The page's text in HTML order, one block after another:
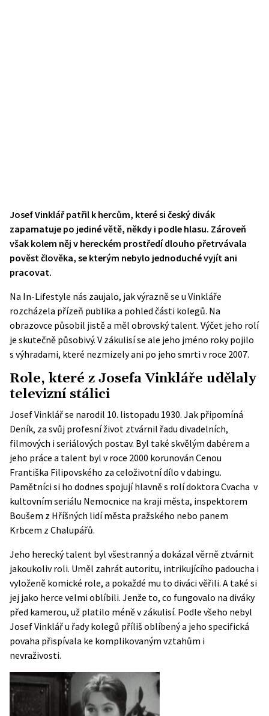
Josef Vinklář patřil k hercům, které si český divák
zapamatuje po jediné větě, někdy i podle hlasu. Zároveň
však kolem něj v hereckém prostředí dlouho přetrvávala
pověst člověka, se kterým nebylo jednoduché vyjít ani
pracovat.
Na In-Lifestyle nás zaujalo, jak výrazně se u Vinkláře
rozcházela přízeň publika a pohled části kolegů. Na
obrazovce působil jistě a měl obrovský talent. Výčet jeho rolí
je skutečně působivý. V zákulisí se ale jeho jméno roky pojilo
s výhradami, které nezmizely ani po jeho smrti v roce 2007.
Role, které z Josefa Vinkláře udělaly
televizní stálici
Josef Vinklář se narodil 10. listopadu 1930. Jak připomíná
Deník, za svůj profesní život ztvárnil řadu divadelních,
filmových i seriálových postav. Byl také skvělým dabérem a
jeho práce a talent byl v roce 2000 korunován Cenou
Františka Filipovského za celoživotní dílo v dabingu.
Pamětníci si ho dodnes spojují hlavně s rolí doktora Cvacha v
kultovním seriálu Nemocnice na kraji města, inspektorem
Boušem z Hříšných lidí města pražského nebo panem
Krbcem z Chalupářů.
Jeho herecký talent byl všestranný a dokázal věrně ztvárnit
jakoukoliv roli. Uměl zahrát autoritu, intrikujícího padoucha i
vyloženě komické role, a pokaždé mu to diváci věřili. A také si
jej jako herce velmi oblíbili. Jenže to, co fungovalo na diváky
před kamerou, už platilo méně v zákulisí. Podle všeho nebyl
Josef Vinklář u řady kolegů příliš oblíbený a jeho specifická
povaha přispívala ke komplikovaným vztahům i
nevraživosti.